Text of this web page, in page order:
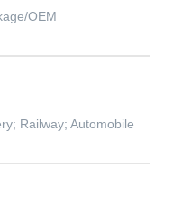
OEM
Railway; Automobile